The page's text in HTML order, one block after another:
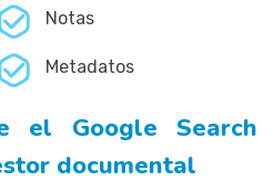
Notas
Metadatos
el Google Search
documental